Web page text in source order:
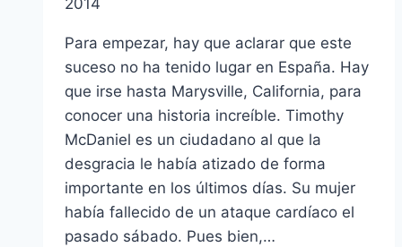
2014
Para empezar, hay que aclarar que este
suceso no ha tenido lugar en España. Hay
que irse hasta Marysville, California, para
conocer una historia increíble. Timothy
McDaniel es un ciudadano al que la
desgracia le había atizado de forma
importante en los últimos días. Su mujer
había fallecido de un ataque cardíaco el
pasado sábado. Pues bien,…